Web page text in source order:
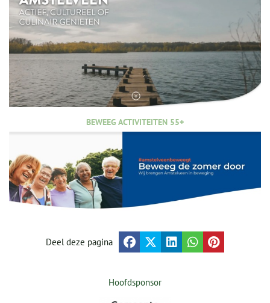
BEWEEG ACTIVITEITEN 55+
Deel deze pagina
Hoofdsponsor